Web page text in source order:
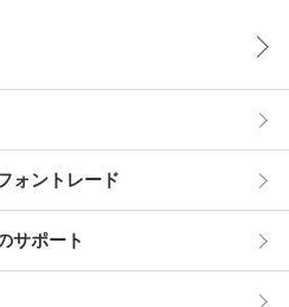
ォントレード
サポート